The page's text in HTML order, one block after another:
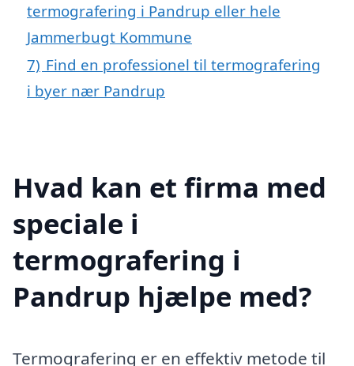
termografering i Pandrup eller hele
Jammerbugt Kommune
7) Find en professionel til termografering
i byer nær Pandrup
Hvad kan et firma med
speciale i
termografering i
Pandrup hjælpe med?
Termografering er en effektiv metode til